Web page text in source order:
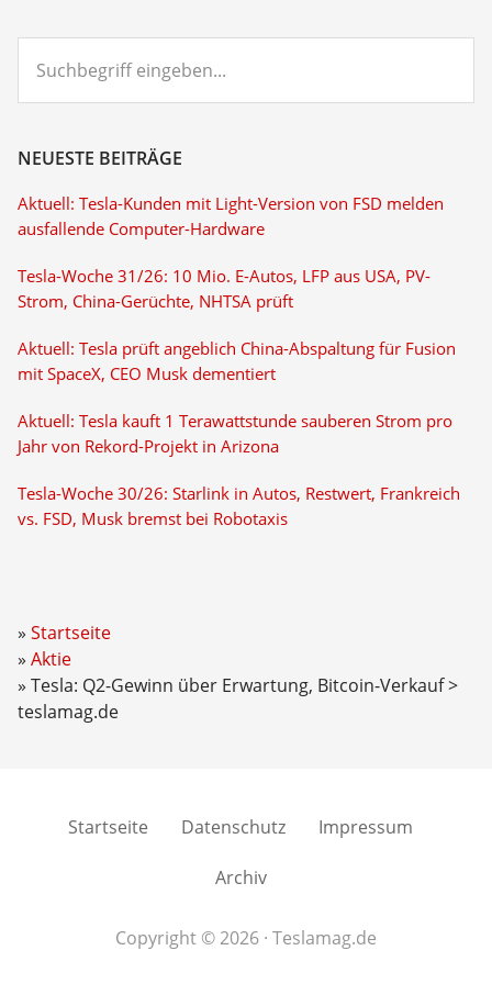
eingeben...
NEUESTE BEITRÄGE
Aktuell: Tesla-Kunden mit Light-Version von FSD melden
ausfallende Computer-Hardware
Tesla-Woche 31/26: 10 Mio. E-Autos, LFP aus USA, PV-
Strom, China-Gerüchte, NHTSA prüft
Aktuell: Tesla prüft angeblich China-Abspaltung für Fusion
mit SpaceX, CEO Musk dementiert
Aktuell: Tesla kauft 1 Terawattstunde sauberen Strom pro
Jahr von Rekord-Projekt in Arizona
Tesla-Woche 30/26: Starlink in Autos, Restwert, Frankreich
vs. FSD, Musk bremst bei Robotaxis
Startseite
Aktie
Tesla: Q2-Gewinn über Erwartung, Bitcoin-Verkauf >
teslamag.de
Startseite Datenschutz Impressum
Archiv
Copyright © 2026 · Teslamag.de